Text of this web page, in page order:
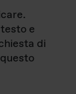
e
di